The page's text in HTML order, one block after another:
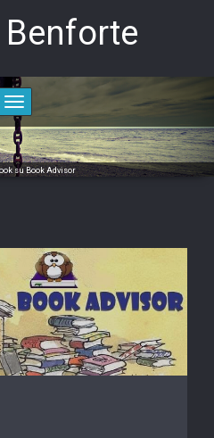
Toggle
navigation
su Book Advisor